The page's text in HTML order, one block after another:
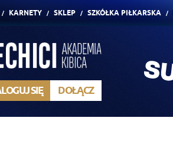
KARNETY SKLEP SZKÓŁKA PIŁKARSKA
SIĘ DOŁĄCZ